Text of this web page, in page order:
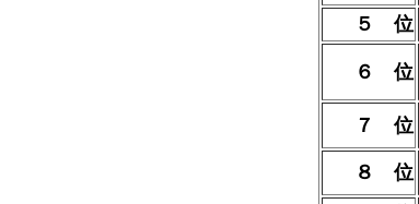
５ 位
６ 位
７ 位
８ 位